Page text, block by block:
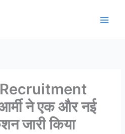
ने एक और नई
जारी किया